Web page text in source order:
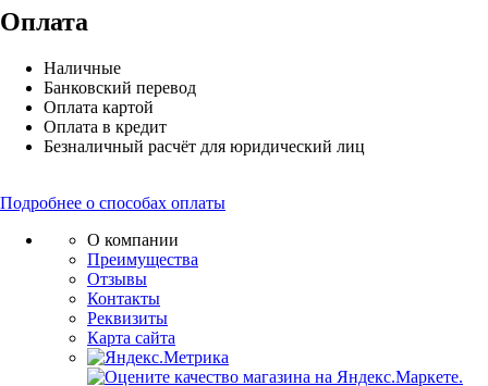
Оплата
Наличные
Банковский перевод
Оплата картой
Оплата в кредит
Безналичный расчёт для юридический лиц
Подробнее о способах оплаты
О компании
Преимущества
Отзывы
Контакты
Реквизиты
Карта сайта